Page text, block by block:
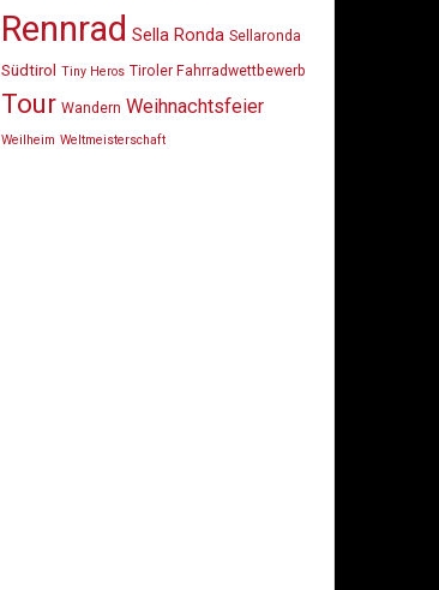
Rennrad Sella Ronda Sellaronda
Südtirol Tiny Heros Tiroler Fahrradwettbewerb
Tour Wandern Weihnachtsfeier
Weilheim Weltmeisterschaft